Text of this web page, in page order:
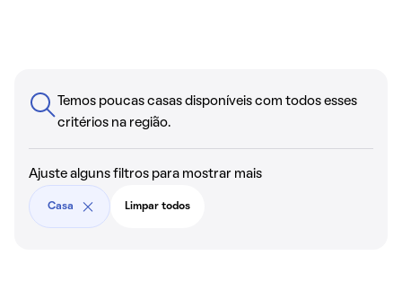
Temos poucas casas disponíveis com todos esses
critérios na região.
Ajuste alguns filtros para mostrar mais
Casa Limpar todos